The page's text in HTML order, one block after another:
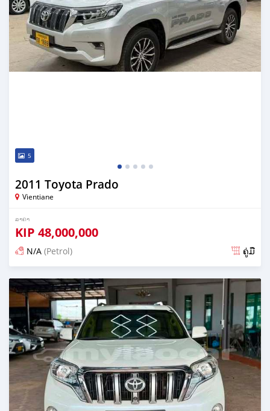
5
2011 Toyota Prado
Vientiane
ລາຄາ
KIP 48,000,000
N/A (Petrol) ຄູ່ມື
ໂພດ 23 ມື້ ກ່ອນ ໜ້າ ນີ້